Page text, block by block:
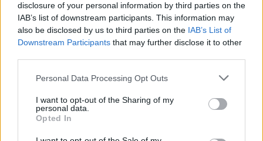
disclosure of your personal information by third parties on the
IAB’s list of downstream participants. This information may
also be disclosed by us to third parties on the IAB’s List of
Downstream Participants that may further disclose it to other
Please note that this website/app uses one or more Google
not limited to your visit or usage behaviour. You may click to
grant or deny consent to Google and its third-party tags to
use your data for below specified purposes in below Google
consent section.
Personal Data Processing Opt Outs
I want to opt-out of the Sharing of my
personal data.
Opted In
République dominicaine sur la grande île d’Hispaniola.
Cette dernière organise ses élections générales ce
dimanche 19 mai.
limitant à 20% le nombre de travailleurs étrangers dans les
industries dominicaines. « En fait, c’est l’inverse qui est
vrai : quatre travailleurs de la construction sur cinq sont